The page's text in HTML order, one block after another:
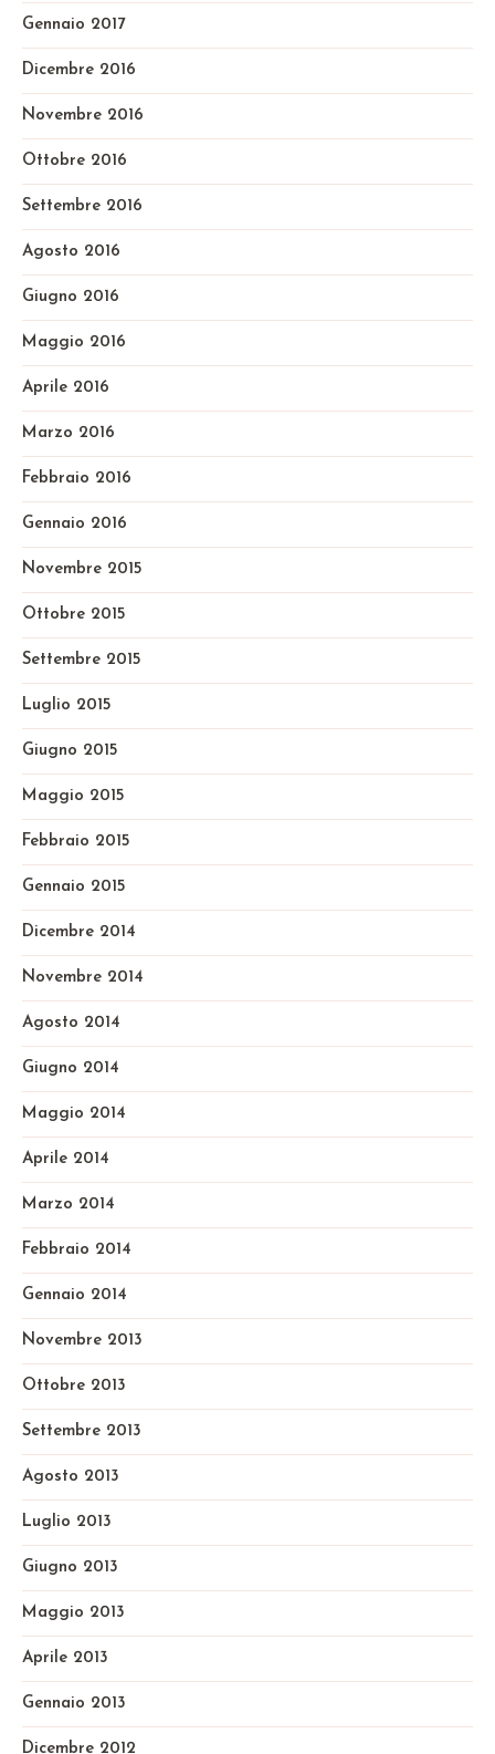
Gennaio 2017
Dicembre 2016
Novembre 2016
Ottobre 2016
Settembre 2016
Agosto 2016
Giugno 2016
Maggio 2016
Aprile 2016
Marzo 2016
Febbraio 2016
Gennaio 2016
Novembre 2015
Ottobre 2015
Settembre 2015
Luglio 2015
Giugno 2015
Maggio 2015
Febbraio 2015
Gennaio 2015
Dicembre 2014
Novembre 2014
Agosto 2014
Giugno 2014
Maggio 2014
Aprile 2014
Marzo 2014
Febbraio 2014
Gennaio 2014
Novembre 2013
Ottobre 2013
Settembre 2013
Agosto 2013
Luglio 2013
Giugno 2013
Maggio 2013
Aprile 2013
Gennaio 2013
Dicembre 2012